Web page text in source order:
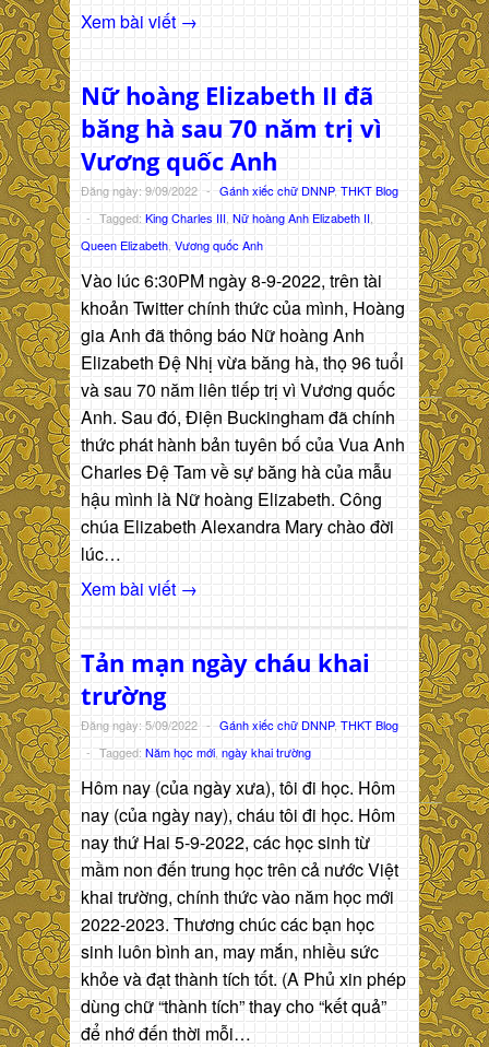
Xem bài viết →
Nữ hoàng Elizabeth II đã
băng hà sau 70 năm trị vì
Vương quốc Anh
Đăng ngày: 9/09/2022 - Gánh xiếc chữ DNNP, THKT Blog
- Tagged: King Charles III Nữ hoàng Anh Elizabeth II
Queen Elizabeth Vương quốc Anh
Vào lúc 6:30PM ngày 8-9-2022, trên tài
khoản Twitter chính thức của mình, Hoàng
gia Anh đã thông báo Nữ hoàng Anh
Elizabeth Đệ Nhị vừa băng hà, thọ 96 tuổi
và sau 70 năm liên tiếp trị vì Vương quốc
Anh. Sau đó, Điện Buckingham đã chính
thức phát hành bản tuyên bố của Vua Anh
Charles Đệ Tam về sự băng hà của mẫu
hậu mình là Nữ hoàng Elizabeth. Công
chúa Elizabeth Alexandra Mary chào đời
lúc…
Xem bài viết →
Tản mạn ngày cháu khai
trường
Đăng ngày: 5/09/2022 - Gánh xiếc chữ DNNP, THKT Blog
- Tagged: Năm học mới ngày khai trường
Hôm nay (của ngày xưa), tôi đi học. Hôm
nay (của ngày nay), cháu tôi đi học. Hôm
nay thứ Hai 5-9-2022, các học sinh từ
mầm non đến trung học trên cả nước Việt
khai trường, chính thức vào năm học mới
2022-2023. Thương chúc các bạn học
sinh luôn bình an, may mắn, nhiều sức
khỏe và đạt thành tích tốt. (A Phủ xin phép
dùng chữ “thành tích” thay cho “kết quả”
để nhớ đến thời mỗi…